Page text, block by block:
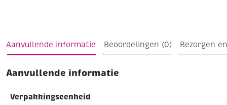
Aanvullende informatie Beoordelingen (0) Bezorgen
Aanvullende informatie
Verpakkingseenheid